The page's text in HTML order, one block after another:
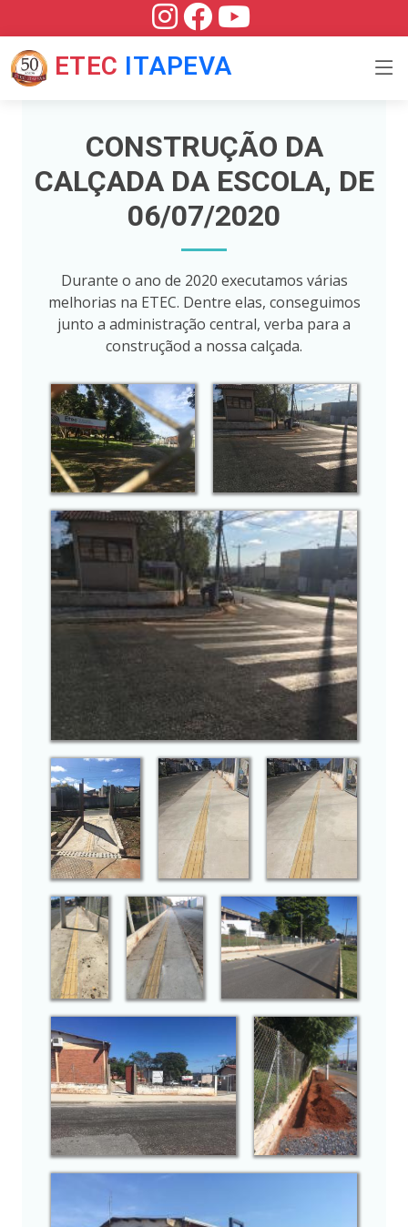
ETEC ITAPEVA
CONSTRUÇÃO DA
CALÇADA DA ESCOLA, DE
06/07/2020
Durante o ano de 2020 executamos várias
melhorias na ETEC. Dentre elas, conseguimos
junto a administração central, verba para a
construçãod a nossa calçada.